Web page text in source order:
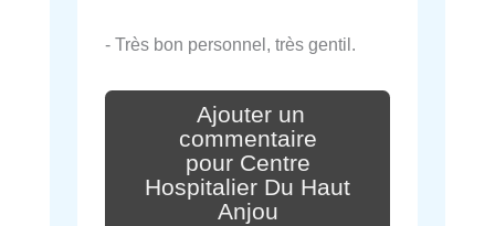
- Très bon personnel, très gentil.
Ajouter un
commentaire
pour Centre
Hospitalier Du Haut
Anjou